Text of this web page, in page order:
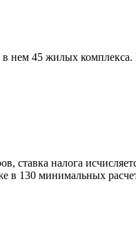
нем 45 жилых комплекса.
ставка налога
в 130 минимальных